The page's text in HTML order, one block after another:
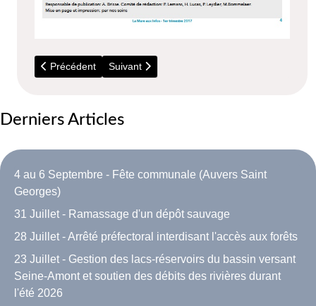
Article précédent : 024 - La mare aux infos - Juin 2017
Précédent Article suivant : 022 - La mare aux infos -
Suivant
Derniers Articles
4 au 6 Septembre - Fête communale (Auvers Saint
Georges)
31 Juillet - Ramassage d'un dépôt sauvage
28 Juillet - Arrêté préfectoral interdisant l'accès aux forêts
23 Juillet - Gestion des lacs-réservoirs du bassin versant
Seine-Amont et soutien des débits des rivières durant
l'été 2026